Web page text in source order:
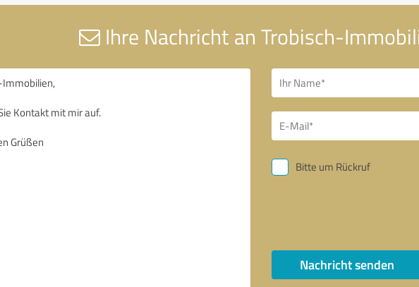
Ihre Nachricht an Trobisch-
Bitte um Rückruf
Nachricht senden